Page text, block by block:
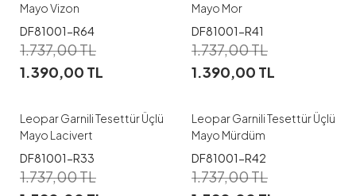
Mayo Vizon
DF81001-R64
1.737,00TL
1.390,00 TL
Mayo Mor
DF81001-R41
1.737,00TL
1.390,00 TL
38-40
42-44
46-48
50-52
Leopar Garnili Tesettür Üçlü
Mayo Lacivert
DF81001-R33
1.737,00TL
38-40
42-44
46-48
50-52
Leopar Garnili Tesettür Üçlü
Mayo Mürdüm
DF81001-R42
1.737,00TL